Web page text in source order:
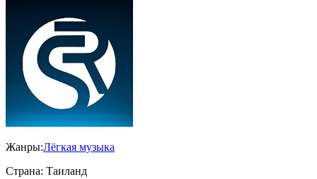
Жанры:Лёгкая музыка
Страна: Таиланд